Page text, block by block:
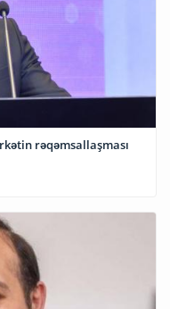
rəqəmsallaşması